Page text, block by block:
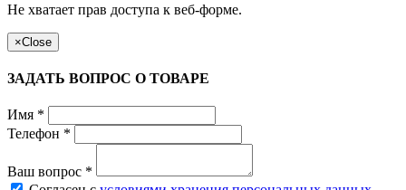
Не хватает прав доступа к веб-форме.
×Close
ЗАДАТЬ ВОПРОС О ТОВАРЕ
Имя *
Телефон *
Ваш вопрос *